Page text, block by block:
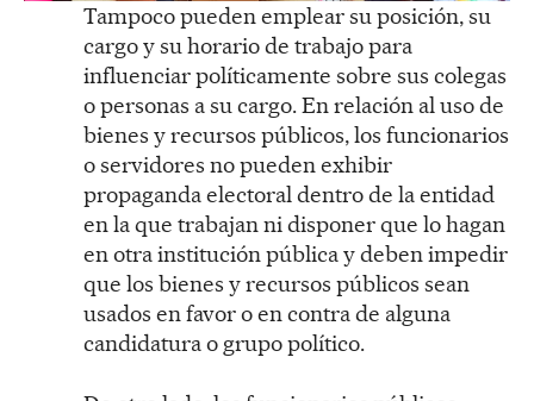
Tampoco pueden emplear su posición, su
cargo y su horario de trabajo para
influenciar políticamente sobre sus colegas
o personas a su cargo. En relación al uso de
bienes y recursos públicos, los funcionarios
o servidores no pueden exhibir
propaganda electoral dentro de la entidad
en la que trabajan ni disponer que lo hagan
en otra institución pública y deben impedir
que los bienes y recursos públicos sean
usados en favor o en contra de alguna
candidatura o grupo político.